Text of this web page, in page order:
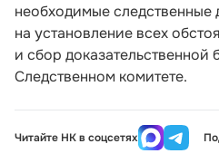
необходимые следственные
на установление всех
и сбор доказательственной
Следственном комитете.
Читайте НК в соцсетях